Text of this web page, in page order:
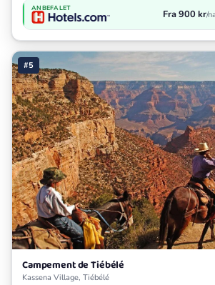
ANBEFALET Fra 900 kr/
#5
Campement de Tiébélé
Kassena Village, Tiébélé